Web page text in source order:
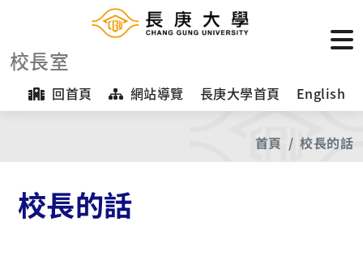
校長室
回首頁 網站導覽 長庚大學首頁 English
首頁 校長的話
校長的話